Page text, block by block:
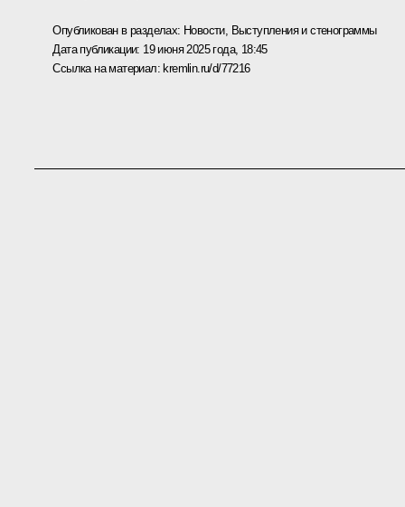
Опубликован в разделах: Новости, Выступления и стенограммы
Дата публикации: 19 июня 2025 года, 18:45
Ссылка на материал: kremlin.ru/d/77216